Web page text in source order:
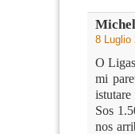
8 Luglio
O
mi
istutare
Sos
nos